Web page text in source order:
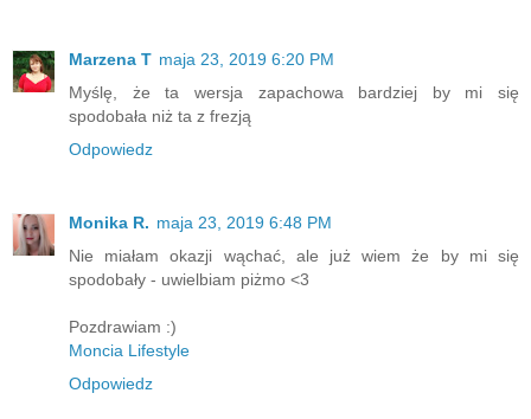
Marzena T maja 23, 2019 6:20 PM
Myślę, że ta wersja zapachowa bardziej by mi się
spodobała niż ta z frezją
Odpowiedz
Monika R. maja 23, 2019 6:48 PM
Nie miałam okazji wąchać, ale już wiem że by mi się
spodobały - uwielbiam piżmo <3
Pozdrawiam :)
Moncia Lifestyle
Odpowiedz